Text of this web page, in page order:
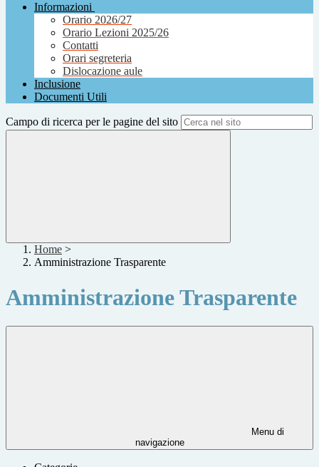
Informazioni
Orario 2026/27
Orario Lezioni 2025/26
Contatti
Orari segreteria
Dislocazione aule
Inclusione
Documenti Utili
Campo di ricerca per le pagine del sito
Home >
Amministrazione Trasparente
Amministrazione Trasparente
Menu di
navigazione